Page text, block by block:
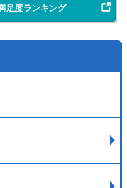
足度ランキング